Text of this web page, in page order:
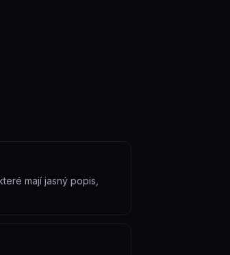
mají jasný popis,